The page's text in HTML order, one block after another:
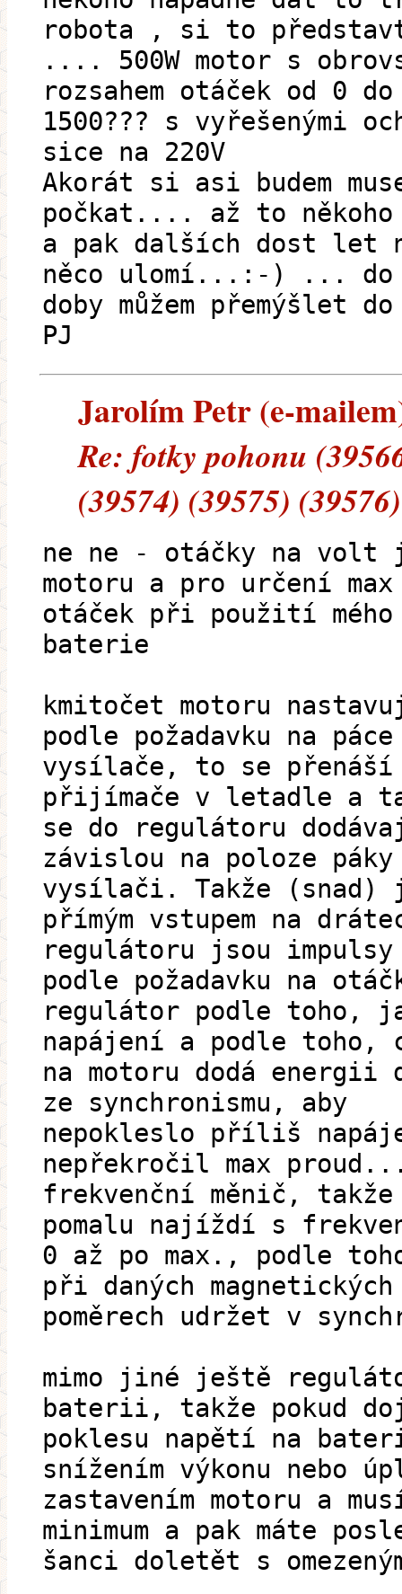
robota , si to
.... 500W motor s
rozsahem otáček od 0
1500??? s vyřešenými
sice na 220V
Akorát si asi budem
počkat.... až to někoho
a pak dalších dost let
něco ulomí...:-) ...
doby můžem přemýšlet
PJ
Jarolím Petr (e-
Re: fotky pohonu
(39574) (39575) (39576)
ne ne - otáčky na volt
motoru a pro určení max
otáček při použití
baterie
kmitočet motoru
podle požadavku na páce
vysílače, to se přenáší
přijímače v letadle a
se do regulátoru
závislou na poloze páky
vysílači. Takže (snad)
přímým vstupem na
regulátoru jsou
podle požadavku na
regulátor podle toho,
napájení a podle toho,
na motoru dodá energii
ze synchronismu, aby
nepokleslo příliš
nepřekročil max
frekvenční měnič,
pomalu najíždí s
0 až po max., podle
při daných magnetických
poměrech udržet v
mimo jiné ještě
baterii, takže pokud
poklesu napětí na
snížením výkonu nebo
zastavením motoru a
minimum a pak máte
šanci doletět s